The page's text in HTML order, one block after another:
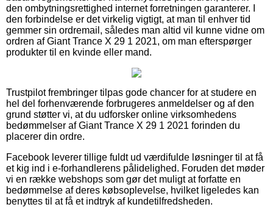
den ombytningsrettighed internet forretningen garanterer. I
den forbindelse er det virkelig vigtigt, at man til enhver tid
gemmer sin ordremail, således man altid vil kunne vidne om
ordren af Giant Trance X 29 1 2021, om man efterspørger
produkter til en kvinde eller mand.
Trustpilot frembringer tilpas gode chancer for at studere en
hel del forhenværende forbrugeres anmeldelser og af den
grund støtter vi, at du udforsker online virksomhedens
bedømmelser af Giant Trance X 29 1 2021 forinden du
placerer din ordre.
Facebook leverer tillige fuldt ud værdifulde løsninger til at få
et kig ind i e-forhandlerens pålidelighed. Foruden det møder
vi en række webshops som gør det muligt at forfatte en
bedømmelse af deres købsoplevelse, hvilket ligeledes kan
benyttes til at få et indtryk af kundetilfredsheden.